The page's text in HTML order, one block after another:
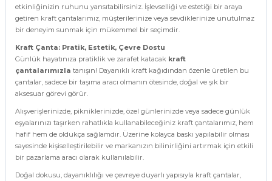
etkinliğinizin ruhunu yansıtabilirsiniz. İşlevselliği ve estetiği bir araya
getiren kraft çantalarımız, müşterilerinize veya sevdiklerinize unutulmaz
bir deneyim sunmak için mükemmel bir seçimdir.
Kraft Çanta: Pratik, Estetik, Çevre Dostu
Günlük hayatınıza pratiklik ve zarafet katacak kraft
çantalarımızla tanışın! Dayanıklı kraft kağıdından özenle üretilen bu
çantalar, sadece bir taşıma aracı olmanın ötesinde, doğal ve şık bir
aksesuar görevi görür.
Alışverişlerinizde, pikniklerinizde, özel günlerinizde veya sadece günlük
eşyalarınızı taşırken rahatlıkla kullanabileceğiniz kraft çantalarımız, hem
hafif hem de oldukça sağlamdır. Üzerine kolayca baskı yapılabilir olması
sayesinde kişiselleştirilebilir ve markanızın bilinirliğini artırmak için etkili
bir pazarlama aracı olarak kullanılabilir.
Doğal dokusu, dayanıklılığı ve çevreye duyarlı yapısıyla kraft çantalar,